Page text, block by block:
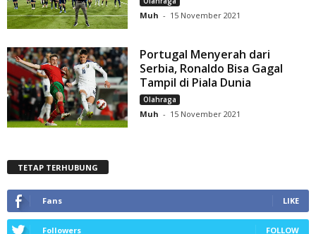
Muh - 15 November 2021
Portugal Menyerah dari
Serbia, Ronaldo Bisa Gagal
Tampil di Piala Dunia
Olahraga
Muh - 15 November 2021
TETAP TERHUBUNG
Fans LIKE
Followers FOLLOW